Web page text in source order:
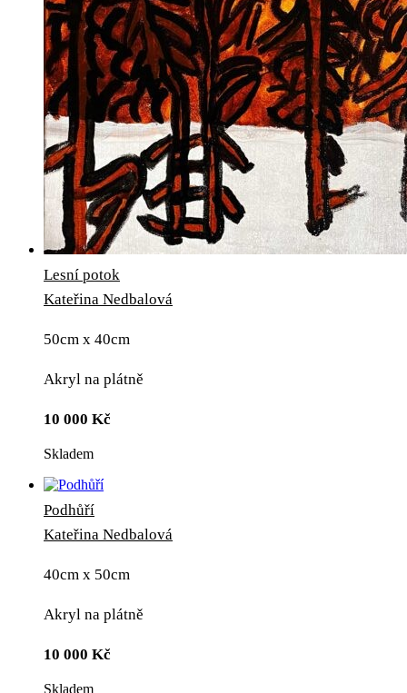
Lesní potok
Kateřina Nedbalová
50cm x 40cm
Akryl na plátně
10 000 Kč
Skladem
Podhůří
Kateřina Nedbalová
40cm x 50cm
Akryl na plátně
10 000 Kč
Skladem